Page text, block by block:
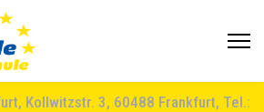
Kollwitzstr. 3, 60488 Frankfurt, Tel.: